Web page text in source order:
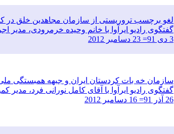
لغو برچسب تروریستی از سازمان مجاهدین خلق در
گفتگوی رادیو ایرآوا با خانم وحیده خرمرودی، مدیر
3 دی 91= 23 دسامبر 2012
سازمان خه بات کردستان ایران و جبهه همبستگی
گفتگوی رادیو ایرآوا با آقای کامل نورانی فرد،
26 آذر 91= 16 دسامبر 2012